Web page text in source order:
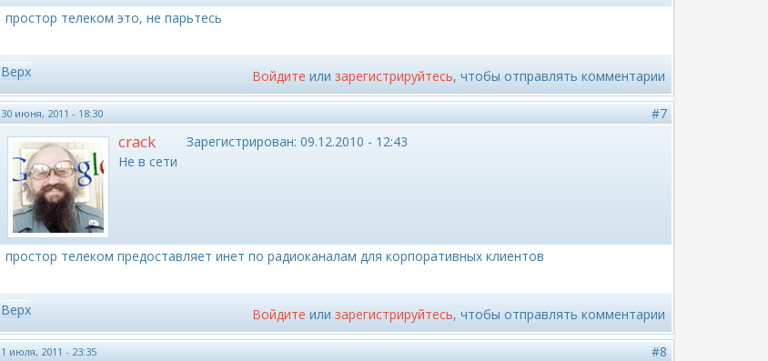
простор телеком это, не парьтесь
Верх Войдите или зарегистрируйтесь, чтобы отправлять комментарии
30 июня, 2011 - 18:30 #7
crack
Не в сети
Зарегистрирован: 09.12.2010 - 12:43
простор телеком предоставляет инет по радиоканалам для корпоративных клиентов
Верх Войдите или зарегистрируйтесь, чтобы отправлять комментарии
1 июля, 2011 - 23:35 #8